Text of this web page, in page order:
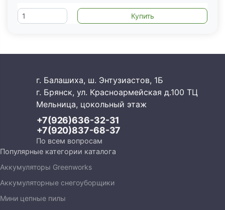
г. Балашиха, ш. Энтузиастов, 1Б
г. Брянск, ул. Красноармейская д.100 ТЦ
Мельница, цокольный этаж
+7(926)636-32-31
+7(920)837-68-37
По всем вопросам
Популярные категории каталога
Аккумуляторы Greenworks
Аккумуляторные снегоуборщики
Мини цепные пилы